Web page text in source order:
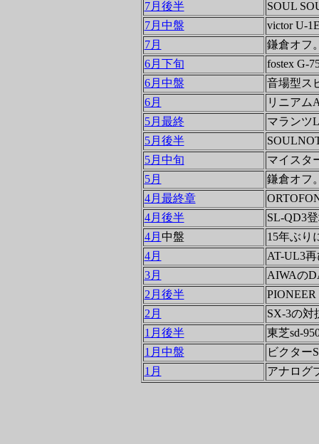
7月後半
SOUL
7月中盤
victor U-
7月
鎌倉オフ
6月下旬
fostex G-
6月中盤
音場型ス
6月
リニアム
5月最終
マランツ
5月後半
5月中旬
マイスタ
5月
鎌倉オフ
4月最終章
4月後半
SL-QD3
4月 中盤
15年ぶり
4月
AT-UL3
3月
AIWAの
2月後半
2月
SX-3の対
1月後半
東芝sd-
1月中盤
ビクター
1月
アナログ